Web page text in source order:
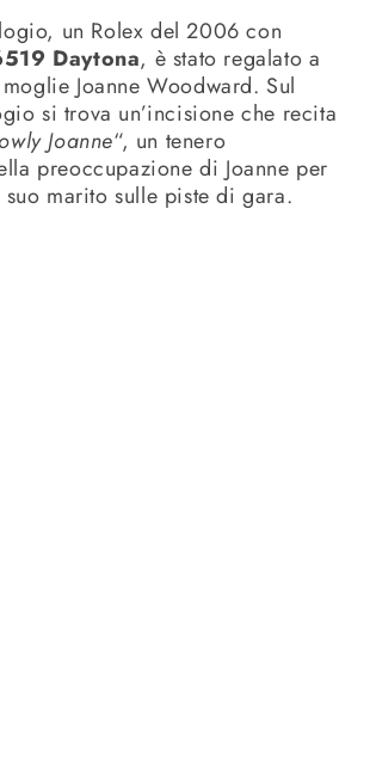
un Rolex del 2006 con
Daytona, è stato regalato a
Joanne Woodward. Sul
si trova un’incisione che recita
Joanne“, un tenero
preoccupazione di Joanne per
marito sulle piste di gara.